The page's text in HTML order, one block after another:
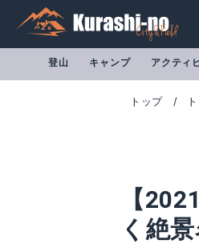
登山 キャンプ アクティ
トップ
【
く絶